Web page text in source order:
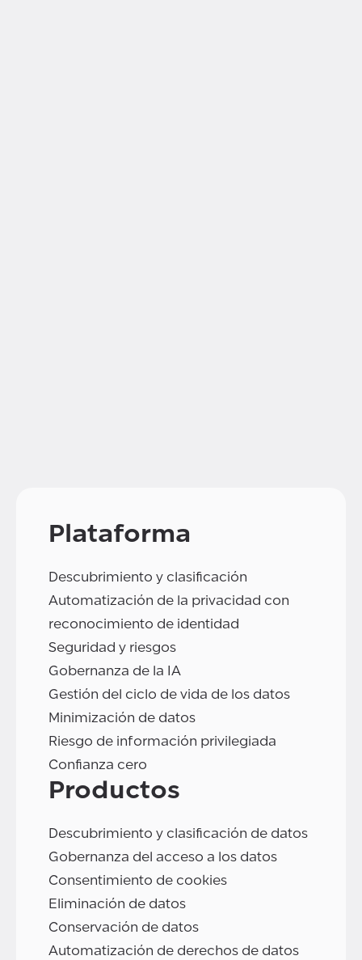
Plataforma
Descubrimiento y clasificación
Automatización de la privacidad con
reconocimiento de identidad
Seguridad y riesgos
Gobernanza de la IA
Gestión del ciclo de vida de los datos
Minimización de datos
Riesgo de información privilegiada
Confianza cero
Productos
Descubrimiento y clasificación de datos
Gobernanza del acceso a los datos
Consentimiento de cookies
Eliminación de datos
Conservación de datos
Automatización de derechos de datos